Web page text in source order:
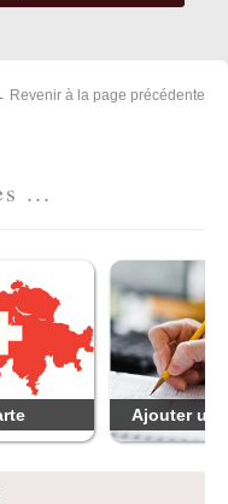
Revenir à la page précédente
...
Ajouter